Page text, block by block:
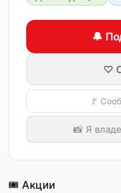
🔔
♡
🚩
📸 Я
🎟️ Акции